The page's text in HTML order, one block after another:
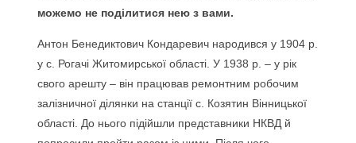
можемо не поділитися нею з вами.
Антон Бенедиктович Кондаревич народився у 1904 р.
у с. Рогачі Житомирської області. У 1938 р. – у рік
свого арешту – він працював ремонтним робочим
залізничної ділянки на станції с. Козятин Вінницької
області. До нього підійшли представники НКВД й